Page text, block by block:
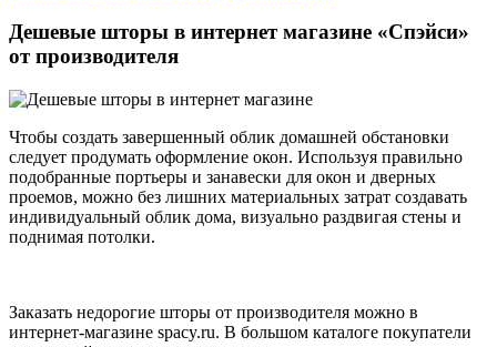
Дешевые шторы в интернет магазине «Спэйси»
от производителя
Чтобы создать завершенный облик домашней обстановки
следует продумать оформление окон. Используя правильно
подобранные портьеры и занавески для окон и дверных
проемов, можно без лишних материальных затрат создавать
индивидуальный облик дома, визуально раздвигая стены и
поднимая потолки.
Заказать недорогие шторы от производителя можно в
интернет-магазине spacy.ru. В большом каталоге покупатели